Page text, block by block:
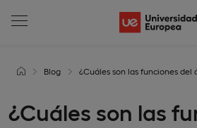
Blog ¿Cuáles son las funciones del
¿Cuáles son las